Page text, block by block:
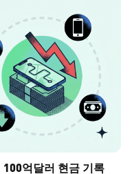
억달러 현금 기록